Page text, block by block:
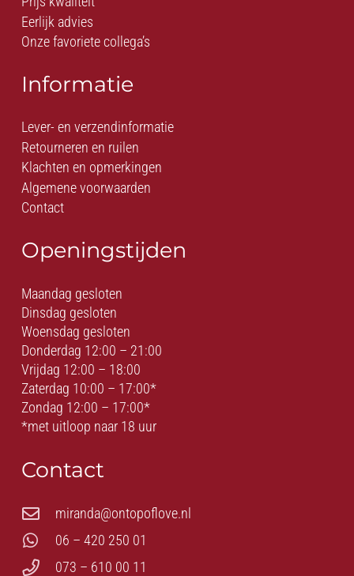
Eerlijk advies
Onze favoriete collega’s
Informatie
Lever- en verzendinformatie
Retourneren en ruilen
Klachten en opmerkingen
Algemene voorwaarden
Contact
Openingstijden
Maandag gesloten
Dinsdag gesloten
Woensdag gesloten
Donderdag 12:00 – 21:00
Vrijdag 12:00 – 18:00
Zaterdag 10:00 – 17:00*
Zondag 12:00 – 17:00*
*met uitloop naar 18 uur
Contact
miranda@ontopoflove.nl
06 – 420 250 01
073 – 610 00 11